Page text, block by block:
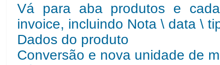
Vá para aba produtos e
invoice, incluindo Nota \ data \
Dados do produto
Conversão e nova unidade de